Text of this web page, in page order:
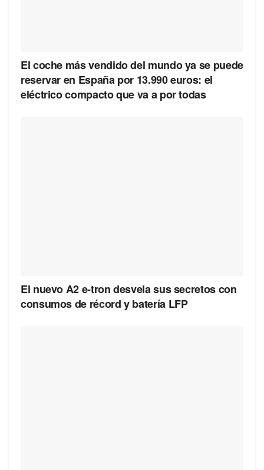
El coche más vendido del mundo ya se puede
reservar en España por 13.990 euros: el
eléctrico compacto que va a por todas
El nuevo A2 e-tron desvela sus secretos con
consumos de récord y batería LFP